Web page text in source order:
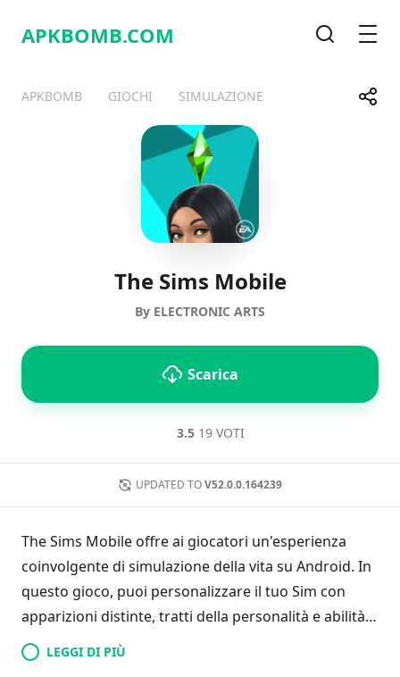
APKBOMB.COM
APKBOMB GIOCHI SIMULAZIONE
Telegram
The Sims Mobile
By ELECTRONIC ARTS
Scarica
3.5 19 VOTI
UPDATED TO V52.0.0.164239
The Sims Mobile offre ai giocatori un'esperienza
coinvolgente di simulazione della vita su Android. In
questo gioco, puoi personalizzare il tuo Sim con
apparizioni distinte, tratti della personalità e abilità.
Fai amicizia con altri Sim, guadagna ricompense e
goditi la libertà di cambiare abbigliamento ogni
LEGGI DI PIÙ